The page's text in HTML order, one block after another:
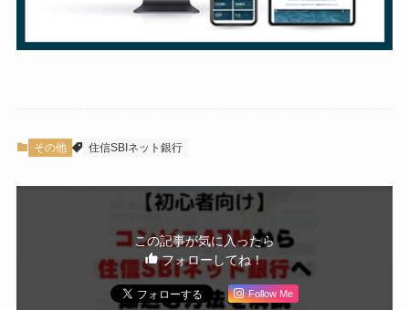
その他 住信SBIネット銀行
この記事が気に入ったら
フォローしてね！
Follow Me